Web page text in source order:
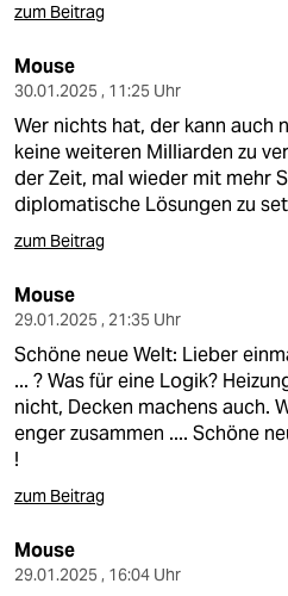
zum Beitrag
Mouse
30.01.2025 , 11:25 Uhr
Wer nichts hat, der kann auch
keine weiteren Milliarden zu
der Zeit, mal wieder mit mehr
diplomatische Lösungen zu
zum Beitrag
Mouse
29.01.2025 , 21:35 Uhr
Schöne neue Welt: Lieber
... ? Was für eine Logik?
nicht, Decken machens auch.
enger zusammen .... Schöne
!
zum Beitrag
Mouse
29.01.2025 , 16:04 Uhr